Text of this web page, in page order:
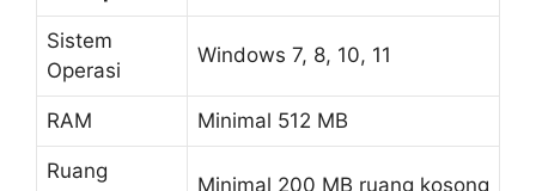
Sistem
Operasi
Windows 7, 8, 10, 11
RAM Minimal 512 MB
Ruang
Minimal 200 MB ruang kosong